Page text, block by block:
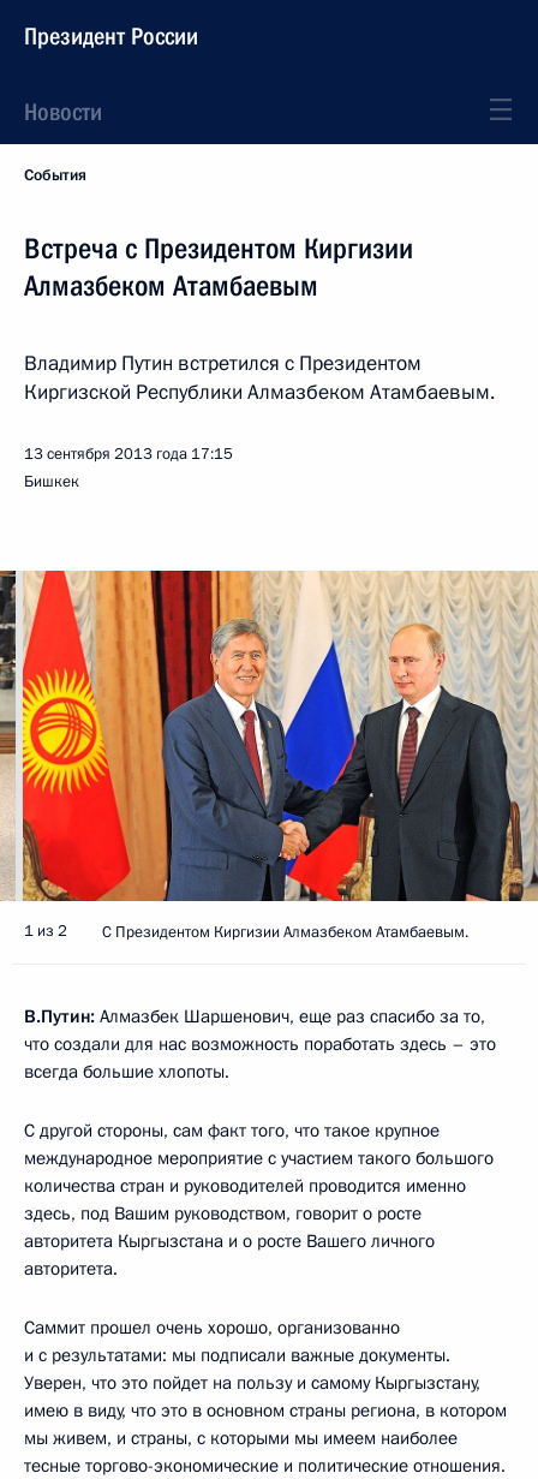
Президент России
Новости
События
Встреча с Президентом Киргизии
Алмазбеком Атамбаевым
Владимир Путин встретился с Президентом
Киргизской Республики Алмазбеком Атамбаевым.
13 сентября 2013 года 17:15
Бишкек
1 из 2 С Президентом Киргизии Алмазбеком Атамбаевым.
В.Путин: Алмазбек Шаршенович, еще раз спасибо за то,
что создали для нас возможность поработать здесь – это
всегда большие хлопоты.
С другой стороны, сам факт того, что такое крупное
международное мероприятие с участием такого большого
количества стран и руководителей проводится именно
здесь, под Вашим руководством, говорит о росте
авторитета Кыргызстана и о росте Вашего личного
авторитета.
Саммит прошел очень хорошо, организованно
и с результатами: мы подписали важные документы.
Уверен, что это пойдет на пользу и самому Кыргызстану,
имею в виду, что это в основном страны региона, в котором
мы живем, и страны, с которыми мы имеем наиболее
тесные торгово-экономические и политические отношения.